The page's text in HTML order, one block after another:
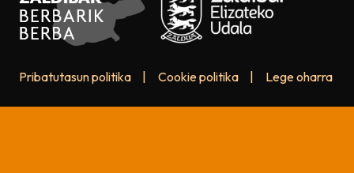
Pribatutasun politika Cookie politika Lege oharra